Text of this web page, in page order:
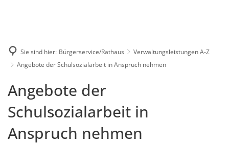
Sie sind hier: Bürgerservice/Rathaus
Verwaltungsleistungen A-Z
Angebote der Schulsozialarbeit in Anspruch nehmen
Angebote der
Schulsozialarbeit in
Anspruch nehmen